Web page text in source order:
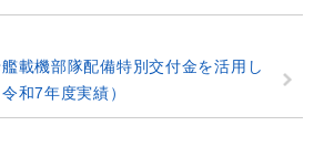
載機部隊配備特別交付金を活用し
和7年度実績）